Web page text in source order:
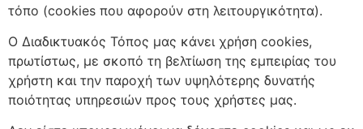
τόπο (cookies που αφορούν στη λειτουργικότητα).
Ο Διαδικτυακός Τόπος μας κάνει χρήση cookies,
πρωτίστως, με σκοπό τη βελτίωση της εμπειρίας του
χρήστη και την παροχή των υψηλότερης δυνατής
ποιότητας υπηρεσιών προς τους χρήστες μας.